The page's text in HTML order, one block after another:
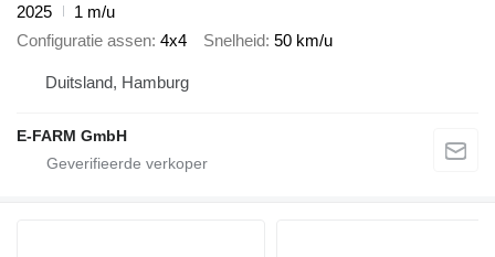
2025
1 m/u
Configuratie assen 4x4 Snelheid 50 km/u
Duitsland, Hamburg
E-FARM GmbH